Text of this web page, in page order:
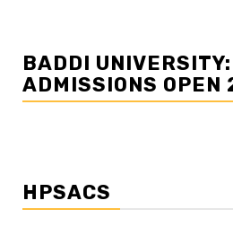
BADDI UNIVERSITY:
ADMISSIONS OPEN
HPSACS